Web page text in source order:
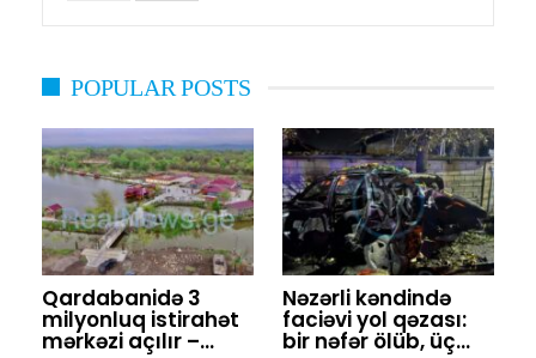
POPULAR POSTS
Qardabanidə 3
milyonluq istirahət
mərkəzi açılır –…
Nəzərli kəndində
faciəvi yol qəzası:
bir nəfər ölüb, üç…